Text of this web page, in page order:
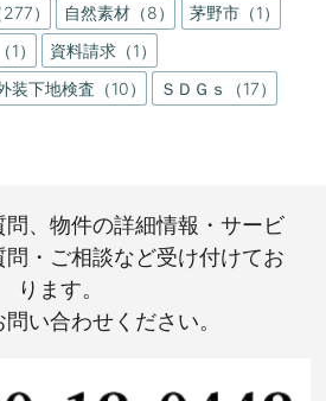
） 自然素材（8）
茅野市（1）
1）
資料請求（1）
装下地検査（10）
ＳＤＧｓ（17）
、物件の詳細情報・サービ
問・ご相談など受け付けてお
ります。
い合わせください。